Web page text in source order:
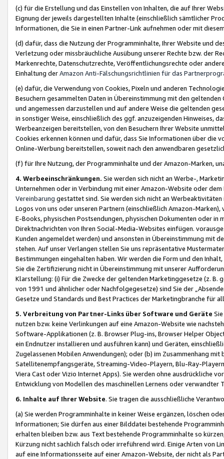
(c) für die Erstellung und das Einstellen von Inhalten, die auf Ihrer
Eignung der jeweils dargestellten Inhalte (einschließlich sämtlicher
Informationen, die Sie in einen Partner-Link aufnehmen oder mit
(d) dafür, dass die Nutzung der Programminhalte, Ihrer Website und
Verletzung oder missbräuchliche Ausübung unserer Rechte bzw. der
Markenrechte, Datenschutzrechte, Veröffentlichungsrechte oder
Einhaltung derAmazon Anti-Fälschungsrichtlinien für das
(e) dafür, die Verwendung von Cookies, Pixeln und anderen
Besuchern gesammelten Daten in Übereinstimmung mit den
und angemessen darzustellen und auf andere Weise die geltenden
in sonstiger Weise, einschließlich des ggf. anzuzeigenden Hinweises,
Werbeanzeigen bereitstellen, von den Besuchern Ihrer Website
Cookies erkennen können und dafür, dass Sie Informationen über die
Online-Werbung bereitstellen, soweit nach den anwendbaren
(f) für Ihre Nutzung, der Programminhalte und der Amazon-Marken,
4. Werbeeinschränkungen. Sie werden sich nicht an Werbe-,
Unternehmen oder in Verbindung mit einer Amazon-Website oder
Vereinbarung gestattet sind. Sie werden sich nicht an
Logos von uns oder unseren Partnern (einschließlich Amazon-
E-Books, physischen Postsendungen, physischen Dokumenten oder in
Direktnachrichten von Ihren Social-Media-Websites einfügen.
Kunden angemeldet werden) und ansonsten in Übereinstimmung mit
stehen. Auf unser Verlangen stellen Sie uns repräsentative
Bestimmungen eingehalten haben. Wir werden die Form und den
Sie die Zertifizierung nicht in Übereinstimmung mit unserer
Klarstellung: (i) Für die Zwecke der geltenden Marketinggesetze (z. B.
von 1991 und ähnlicher oder Nachfolgegesetze) sind Sie der
Gesetze und Standards und Best Practices der Marketingbranche für
5. Verbreitung von Partner-Links über Software und Geräte
nutzen bzw. keine Verlinkungen auf eine Amazon-Website wie
Software-Applikationen (z. B. Browser Plug-ins, Browser Helper
ein Endnutzer installieren und ausführen kann) und Geräten,
Zugelassenen Mobilen Anwendungen); oder (b) im Zusammenhang
Satellitenempfangsgeräte, Streaming-Video-Playern, Blu-Ray-
Viera Cast oder Vizio Internet Apps). Sie werden ohne ausdrückliche
Entwicklung von Modellen des maschinellen Lernens oder
6. Inhalte auf Ihrer Website. Sie tragen die ausschließliche
(a) Sie werden Programminhalte in keiner Weise ergänzen, löschen
Informationen; Sie dürfen aus einer Bilddatei bestehende
erhalten bleiben bzw. aus Text bestehende Programminhalte so
Kürzung nicht sachlich falsch oder irreführend wird. Einige Arten von
auf eine Informationsseite auf einer Amazon-Website, der nicht als